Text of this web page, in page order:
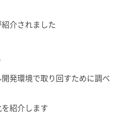
介されました
発環境で取り回すために調べ
紹介します